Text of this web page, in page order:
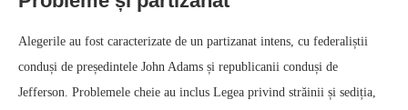
Alegerile au fost caracterizate de un partizanat intens, cu federaliștii
conduși de președintele John Adams și republicanii conduși de
Jefferson. Problemele cheie au inclus Legea privind străinii și sediția,